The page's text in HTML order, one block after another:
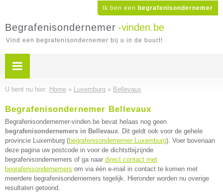
Ik ben een begrafenisondernemer
Begrafenisondernemer -vinden.be
Vind een begrafenisondernemer bij u in de buurt!
U bent nu hier: Home » Luxemburg » Bellevaux
Begrafenisondernemer Bellevaux
Begrafenisondernemer-vinden.be bevat helaas nog geen
begrafenisondernemers in Bellevaux. Dit geldt ook voor de gehele
provincie Luxemburg (begrafenisondernemer Luxemburg). Voer bovenaan
deze pagina uw postcode in voor de dichtstbijzijnde
begrafenisondernemers of ga naar direct contact met
begrafenisondernemers om via één e-mail in contact te komen met
meerdere begrafenisondernemers tegelijk. Hieronder worden nu overige
resultaten getoond.